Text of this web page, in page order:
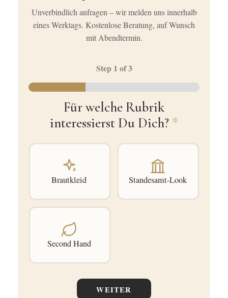
Unverbindlich anfragen – wir melden uns innerhalb
eines Werktags. Kostenlose Beratung, auf Wunsch
mit Abendtermin.
Step 1 of 3
Für welche Rubrik
interessierst Du Dich? *
Brautkleid Standesamt-Look
Second Hand
WEITER